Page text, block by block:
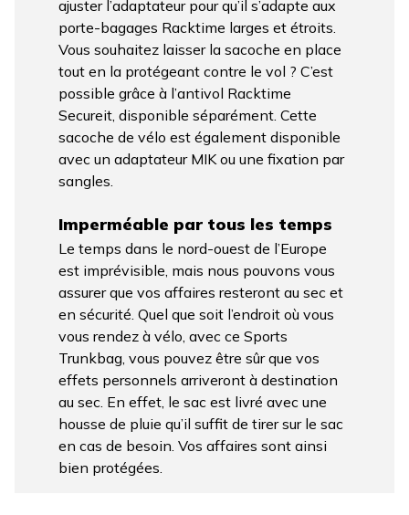
ajuster l’adaptateur pour qu’il s’adapte aux
porte-bagages Racktime larges et étroits.
Vous souhaitez laisser la sacoche en place
tout en la protégeant contre le vol ? C’est
possible grâce à l’antivol Racktime
Secureit, disponible séparément. Cette
sacoche de vélo est également disponible
avec un adaptateur MIK ou une fixation par
sangles.
Imperméable par tous les temps
Le temps dans le nord-ouest de l’Europe
est imprévisible, mais nous pouvons vous
assurer que vos affaires resteront au sec et
en sécurité. Quel que soit l’endroit où vous
vous rendez à vélo, avec ce Sports
Trunkbag, vous pouvez être sûr que vos
effets personnels arriveront à destination
au sec. En effet, le sac est livré avec une
housse de pluie qu’il suffit de tirer sur le sac
en cas de besoin. Vos affaires sont ainsi
bien protégées.